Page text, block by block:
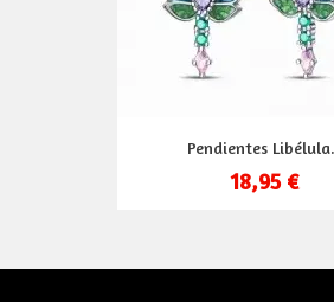
Pendientes
18,95 €